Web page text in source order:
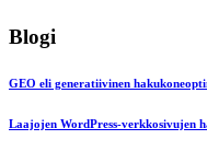
Blogi
GEO eli generatiivinen
Laajojen WordPress-verkkosivujen